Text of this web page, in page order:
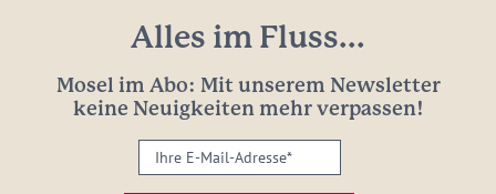
Alles im Fluss...
Mosel im Abo: Mit unserem Newsletter
keine Neuigkeiten mehr verpassen!
Ihre
E-